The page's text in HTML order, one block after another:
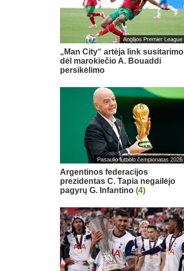
Anglijos Premier League
„Man City“ artėja link susitarimo
dėl marokiečio A. Bouaddi
persikėlimo
Pasaulio futbolo čempionatas 2026
Argentinos federacijos
prezidentas C. Tapia negailėjo
pagyrų G. Infantino (4)